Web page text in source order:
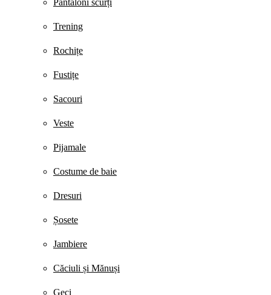
Pantaloni scurți
Trening
Rochițe
Fustițe
Sacouri
Veste
Pijamale
Costume de baie
Dresuri
Șosete
Jambiere
Căciuli și Mănuși
Geci